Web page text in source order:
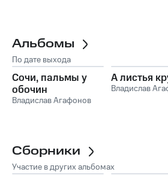
Альбомы
По дате выхода
Сочи, пальмы у
обочин
Владислав Агафонов
А листья
Владислав
Сборники
Участие в других альбомах